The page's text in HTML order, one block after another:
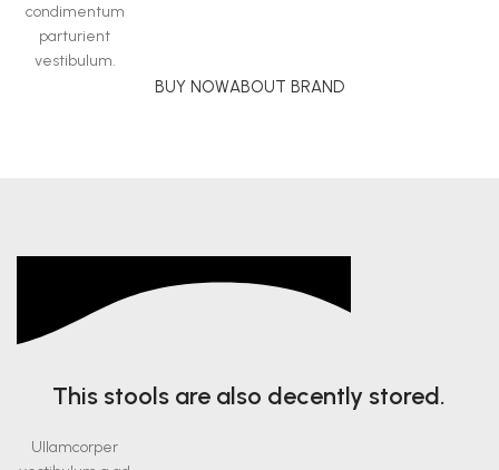
condimentum
parturient
vestibulum.
BUY NOWABOUT BRAND
This stools are also decently stored.
Ullamcorper